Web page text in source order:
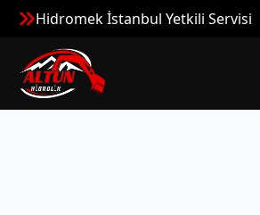
Hidromek İstanbul Yetkili Servisi